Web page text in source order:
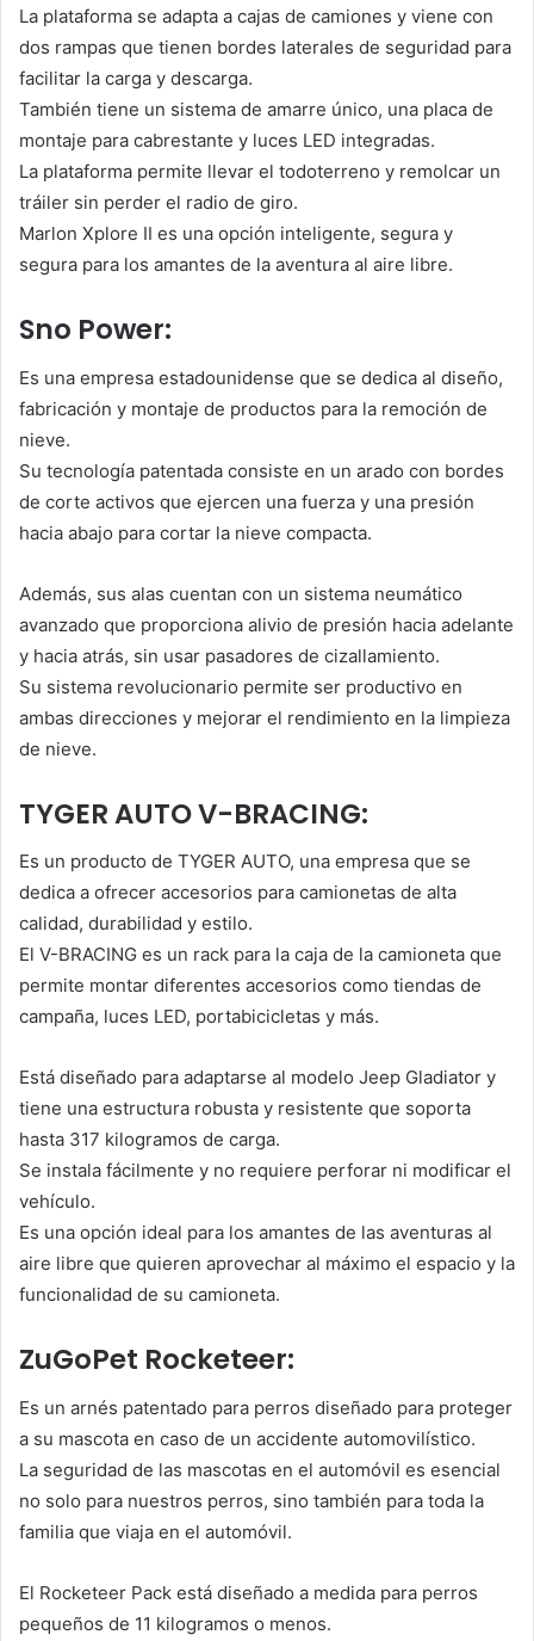
La plataforma se adapta a cajas de camiones y viene con
dos rampas que tienen bordes laterales de seguridad para
facilitar la carga y descarga.
También tiene un sistema de amarre único, una placa de
montaje para cabrestante y luces LED integradas.
La plataforma permite llevar el todoterreno y remolcar un
tráiler sin perder el radio de giro.
Marlon Xplore II es una opción inteligente, segura y
segura para los amantes de la aventura al aire libre.
Sno Power:
Es una empresa estadounidense que se dedica al diseño,
fabricación y montaje de productos para la remoción de
nieve.
Su tecnología patentada consiste en un arado con bordes
de corte activos que ejercen una fuerza y una presión
hacia abajo para cortar la nieve compacta.
Además, sus alas cuentan con un sistema neumático
avanzado que proporciona alivio de presión hacia adelante
y hacia atrás, sin usar pasadores de cizallamiento.
Su sistema revolucionario permite ser productivo en
ambas direcciones y mejorar el rendimiento en la limpieza
de nieve.
TYGER AUTO V-BRACING:
Es un producto de TYGER AUTO, una empresa que se
dedica a ofrecer accesorios para camionetas de alta
calidad, durabilidad y estilo.
El V-BRACING es un rack para la caja de la camioneta que
permite montar diferentes accesorios como tiendas de
campaña, luces LED, portabicicletas y más.
Está diseñado para adaptarse al modelo Jeep Gladiator y
tiene una estructura robusta y resistente que soporta
hasta 317 kilogramos de carga.
Se instala fácilmente y no requiere perforar ni modificar el
vehículo.
Es una opción ideal para los amantes de las aventuras al
aire libre que quieren aprovechar al máximo el espacio y la
funcionalidad de su camioneta.
ZuGoPet Rocketeer:
Es un arnés patentado para perros diseñado para proteger
a su mascota en caso de un accidente automovilístico.
La seguridad de las mascotas en el automóvil es esencial
no solo para nuestros perros, sino también para toda la
familia que viaja en el automóvil.
El Rocketeer Pack está diseñado a medida para perros
pequeños de 11 kilogramos o menos.